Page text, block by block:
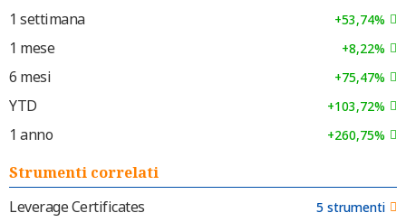
1 settimana
+53,74%
1 mese +8,22%
6 mesi +75,47%
YTD +103,72%
1 anno +260,75%
Strumenti correlati
Leverage Certificates
5 strumenti